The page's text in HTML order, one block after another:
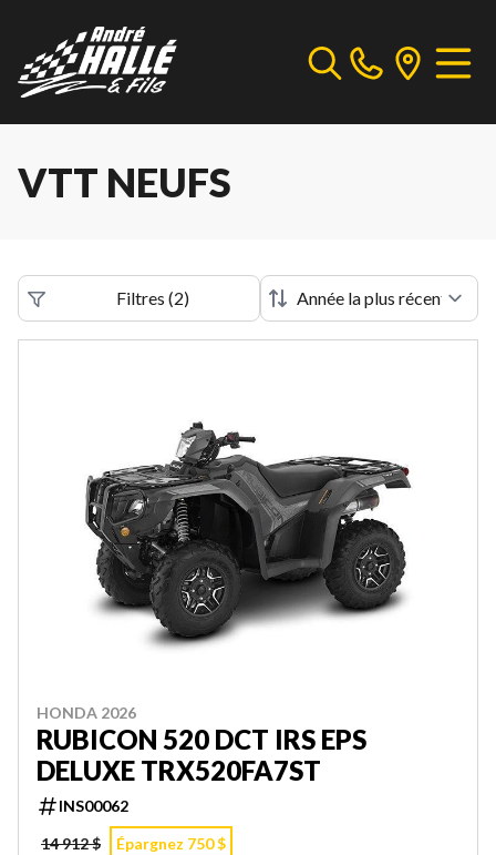
VTT NEUFS
Filtres (2)
HONDA 2026
RUBICON 520 DCT IRS EPS
DELUXE TRX520FA7ST
INS00062
14 912 $
Épargnez 750 $